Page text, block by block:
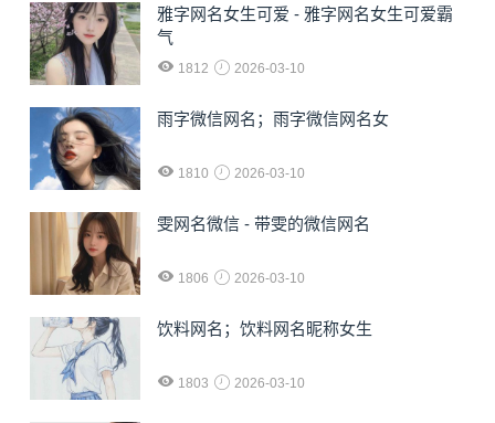
雅字网名女生可爱 - 雅字网名女生可爱霸
气
1812 2026-03-10
雨字微信网名；雨字微信网名女
1810 2026-03-10
雯网名微信 - 带雯的微信网名
1806 2026-03-10
饮料网名；饮料网名昵称女生
1803 2026-03-10